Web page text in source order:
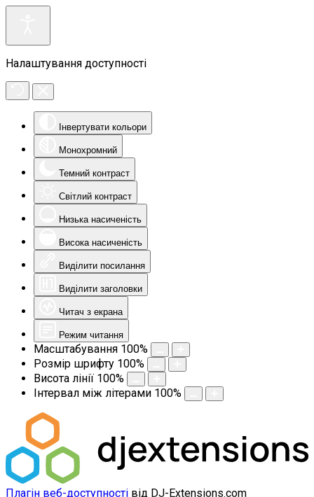
Налаштування доступності
Інвертувати кольори
Монохромний
Темний контраст
Світлий контраст
Низька насиченість
Висока насиченість
Виділити посилання
Виділити заголовки
Читач з екрана
Режим читання
Масштабування 100%
Розмір шрифту 100%
Висота лінії 100%
Інтервал між літерами 100%
Плагін веб-доступності від DJ-Extensions.com